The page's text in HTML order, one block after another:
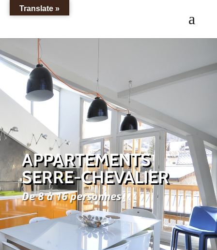
APPARTEMENTS
SERRE-CHEVALIER
De 8 à 16 personnes
Translate »